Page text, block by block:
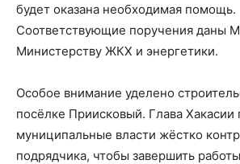
будет оказана необходимая помощь.
Соответствующие поручения даны
Министерству ЖКХ и энергетики.
Особое внимание уделено
посёлке Приисковый. Глава Хакасии
муниципальные власти жёстко
подрядчика, чтобы завершить